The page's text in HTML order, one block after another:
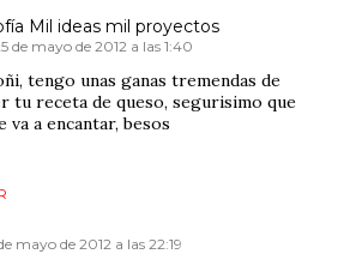
Mil ideas mil proyectos
de mayo de 2012 a las 1:40
tengo unas ganas tremendas de
tu receta de queso, segurisimo que
va a encantar, besos
mayo de 2012 a las 22:19